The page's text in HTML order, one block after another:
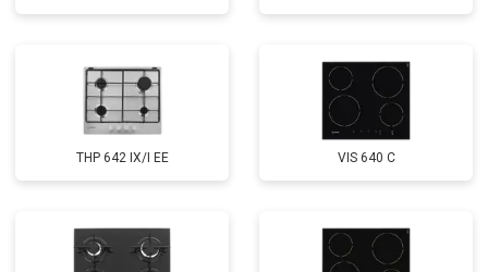
THP 642 IX/I EE VIS 640 C